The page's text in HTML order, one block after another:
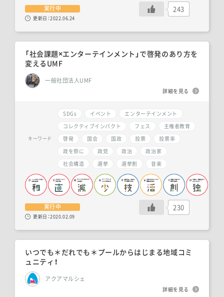
実行中
更新日：2022.06.24
243
「社会課題×エンターテインメント」で啓発のあり方を
変えるUMF
一般社団法人UMF
詳細を見る
キーワード
SDGs イベント
エンターテインメント
コレクティブインパクト
フェス
主権者教育
啓発
国会 国政 投票
投票率
政を祭に
政党 政治
政治家
社会構造
選挙 選挙割 音楽
実行中
更新日：2020.02.09
230
いつでも＊だれでも＊プールからはじまる地域コミ
ュニティ！
アクアマルシェ
詳細を見る